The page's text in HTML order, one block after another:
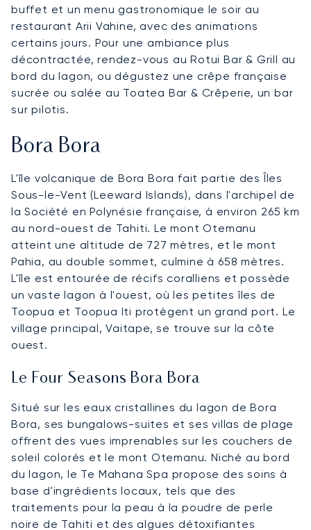
buffet et un menu gastronomique le soir au
restaurant Arii Vahine, avec des animations
certains jours. Pour une ambiance plus
décontractée, rendez-vous au Rotui Bar & Grill au
bord du lagon, ou dégustez une crêpe française
sucrée ou salée au Toatea Bar & Crêperie, un bar
sur pilotis.
Bora Bora
L'île volcanique de Bora Bora fait partie des Îles
Sous-le-Vent (Leeward Islands), dans l'archipel de
la Société en Polynésie française, à environ 265 km
au nord-ouest de Tahiti. Le mont Otemanu
atteint une altitude de 727 mètres, et le mont
Pahia, au double sommet, culmine à 658 mètres.
L'île est entourée de récifs coralliens et possède
un vaste lagon à l'ouest, où les petites îles de
Toopua et Toopua Iti protègent un grand port. Le
village principal, Vaitape, se trouve sur la côte
ouest.
Le Four Seasons Bora Bora
Situé sur les eaux cristallines du lagon de Bora
Bora, ses bungalows-suites et ses villas de plage
offrent des vues imprenables sur les couchers de
soleil colorés et le mont Otemanu. Niché au bord
du lagon, le Te Mahana Spa propose des soins à
base d'ingrédients locaux, tels que des
traitements pour la peau à la poudre de perle
noire de Tahiti et des algues détoxifiantes